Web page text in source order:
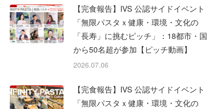
【完食報告】IVS 公認サイドイベント
「無限パスタｘ健康・環境・文化の
「長寿」に挑むピッチ」：18都市・国
から50名超が参加【ピッチ動画】
2026.07.06
【完食報告】IVS 公認サイドイベント
「無限パスタｘ健康・環境・文化の